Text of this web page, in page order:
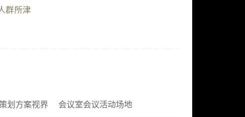
群所津
划方案视界 会议室会议活动场地